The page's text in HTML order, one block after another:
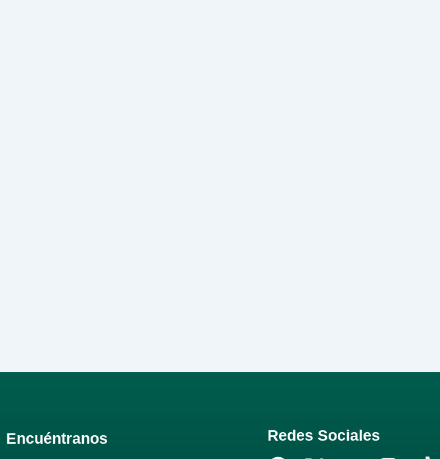
Encuéntranos Redes Sociales